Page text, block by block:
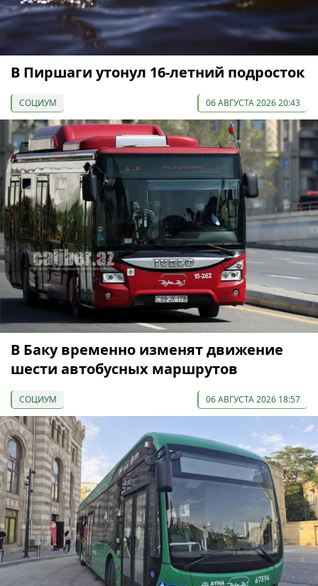
В Пиршаги утонул 16-летний подросток
СОЦИУМ 06 АВГУСТА 2026 20:43
В Баку временно изменят движение
шести автобусных маршрутов
СОЦИУМ 06 АВГУСТА 2026 18:57